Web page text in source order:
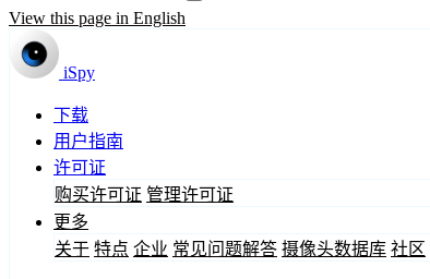
View this page in English
iSpy
下载
用户指南
许可证
购买许可证 管理许可证
更多
关于 特点 企业 常见问题解答 摄像头数据库 社区